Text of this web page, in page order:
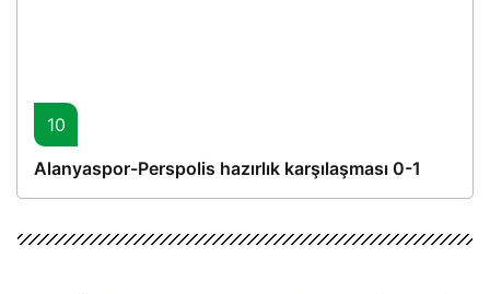
10
Alanyaspor-Perspolis hazırlık karşılaşması 0-1